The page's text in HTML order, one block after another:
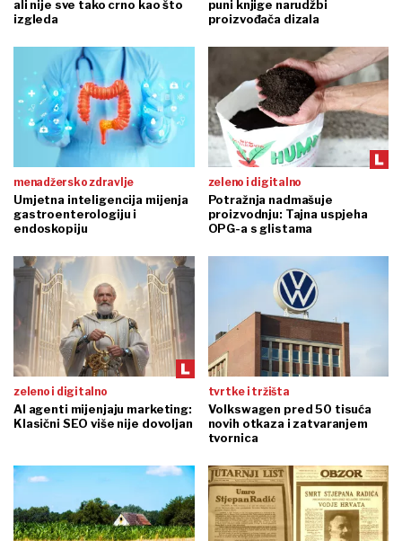
ali nije sve tako crno kao što
izgleda
puni knjige narudžbi
proizvođača dizala
menadžersko zdravlje
Umjetna inteligencija mijenja
gastroenterologiju i
endoskopiju
zeleno i digitalno
Potražnja nadmašuje
proizvodnju: Tajna uspjeha
OPG-a s glistama
zeleno i digitalno
AI agenti mijenjaju marketing:
Klasični SEO više nije dovoljan
tvrtke i tržišta
Volkswagen pred 50 tisuća
novih otkaza i zatvaranjem
tvornica